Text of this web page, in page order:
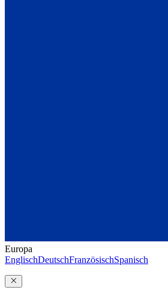
Europa
EnglischDeutschFranzösischSpanisch